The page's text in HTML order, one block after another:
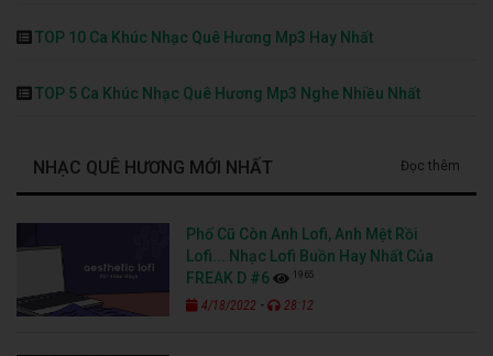
TOP 10 Ca Khúc Nhạc Quê Hương Mp3 Hay Nhất
TOP 5 Ca Khúc Nhạc Quê Hương Mp3 Nghe Nhiều Nhất
NHẠC QUÊ HƯƠNG MỚI NHẤT Đọc thêm
Phố Cũ Còn Anh Lofi, Anh Mệt Rồi
Lofi... Nhạc Lofi Buồn Hay Nhất Của
FREAK D #6
1965
4/18/2022 - 28:12